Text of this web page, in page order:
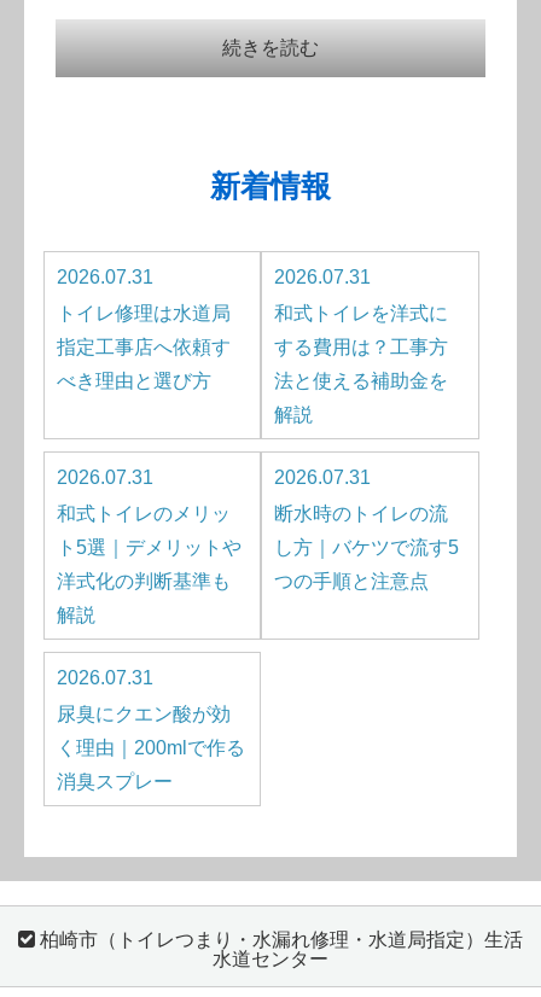
続きを読む
新着情報
2026.07.31
トイレ修理は水道局
指定工事店へ依頼す
べき理由と選び方
2026.07.31
和式トイレを洋式に
する費用は？工事方
法と使える補助金を
解説
2026.07.31
和式トイレのメリッ
ト5選｜デメリットや
洋式化の判断基準も
解説
2026.07.31
断水時のトイレの流
し方｜バケツで流す5
つの手順と注意点
2026.07.31
尿臭にクエン酸が効
く理由｜200mlで作る
消臭スプレー
柏崎市（トイレつまり・水漏れ修理・水道局指定）生活
水道センター